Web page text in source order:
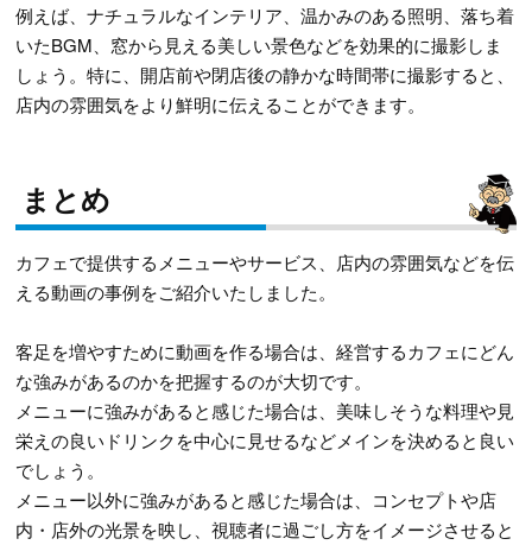
例えば、ナチュラルなインテリア、温かみのある照明、落ち着
いたBGM、窓から見える美しい景色などを効果的に撮影しま
しょう。特に、開店前や閉店後の静かな時間帯に撮影すると、
店内の雰囲気をより鮮明に伝えることができます。
まとめ
カフェで提供するメニューやサービス、店内の雰囲気などを伝
える動画の事例をご紹介いたしました。
客足を増やすために動画を作る場合は、経営するカフェにどん
な強みがあるのかを把握するのが大切です。
メニューに強みがあると感じた場合は、美味しそうな料理や見
栄えの良いドリンクを中心に見せるなどメインを決めると良い
でしょう。
メニュー以外に強みがあると感じた場合は、コンセプトや店
内・店外の光景を映し、視聴者に過ごし方をイメージさせると